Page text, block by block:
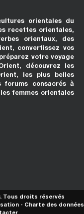
orientales du
recettes orientales,
orientaux, des
convertissez vos
votre voyage
découvrez les
les plus belles
forums consacrés à
femmes orientales
Tous droits réservés
- Charte des données